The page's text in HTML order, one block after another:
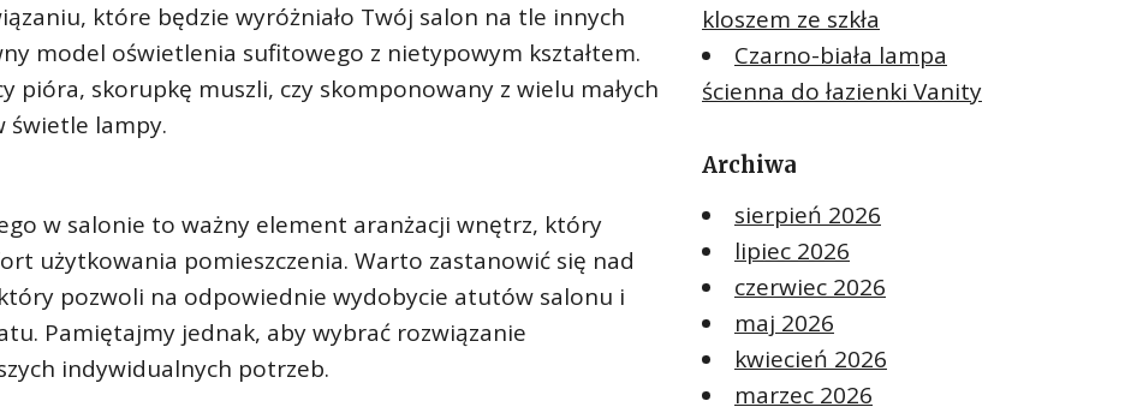
które będzie wyróżniało Twój salon na tle innych
model oświetlenia sufitowego z nietypowym kształtem.
pióra, skorupkę muszli, czy skomponowany z wielu małych
świetle lampy.
w salonie to ważny element aranżacji wnętrz, który
użytkowania pomieszczenia. Warto zastanowić się nad
pozwoli na odpowiednie wydobycie atutów salonu i
Pamiętajmy jednak, aby wybrać rozwiązanie
indywidualnych potrzeb.
kloszem ze szkła
Czarno-biała lampa
ścienna do łazienki Vanity
Archiwa
sierpień 2026
lipiec 2026
czerwiec 2026
maj 2026
kwiecień 2026
marzec 2026